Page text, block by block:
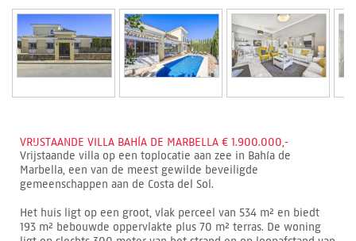
VRIJSTAANDE VILLA BAHÍA DE MARBELLA € 1.900.000,-
Vrijstaande villa op een toplocatie aan zee in Bahía de
Marbella, een van de meest gewilde beveiligde
gemeenschappen aan de Costa del Sol.
Het huis ligt op een groot, vlak perceel van 534 m² en biedt
193 m² bebouwde oppervlakte plus 70 m² terras. De woning